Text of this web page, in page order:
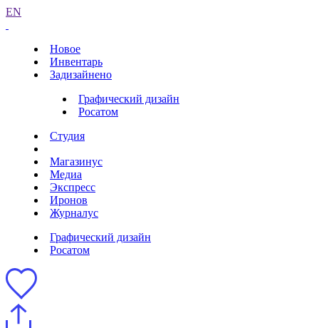
EN
Новое
Инвентарь
Задизайнено
Графический дизайн
Росатом
Студия
Магазинус
Медиа
Экспресс
Иронов
Журналус
Графический дизайн
Росатом